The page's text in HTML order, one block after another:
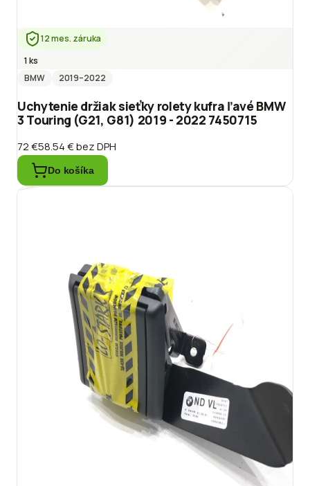
12 mes. záruka
1 ks
BMW
2019–2022
Uchytenie držiak sieťky rolety kufra ľavé BMW
3 Touring (G21, G81) 2019 - 2022 7450715
72 €58.54 €bez DPH
Do košíka